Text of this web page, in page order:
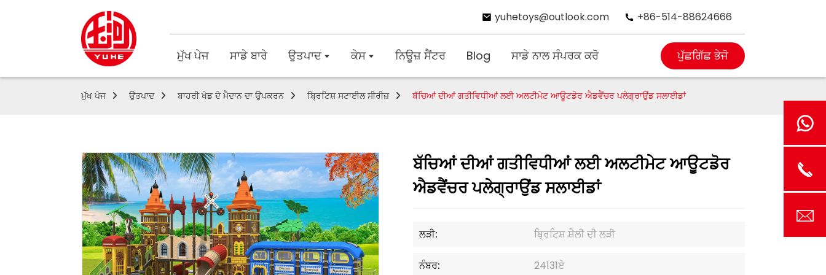
yuhetoys@outlook.com +86-514-88624666
ਮੁੱਖ ਪੇਜ ਸਾਡੇ ਬਾਰੇ ਉਤਪਾਦ ਕੇਸ ਨਿਊਜ਼ ਸੈਂਟਰ Blog ਸਾਡੇ ਨਾਲ ਸੰਪਰਕ ਕਰੋ ਪੁੱਛਗਿੱਛ ਭੇਜੋ
ਮੁੱਖ ਪੇਜ ਉਤਪਾਦ ਬਾਹਰੀ ਖੇਡ ਦੇ ਮੈਦਾਨ ਦਾ ਉਪਕਰਨ ਬ੍ਰਿਟਿਸ਼ ਸਟਾਈਲ ਸੀਰੀਜ਼ ਬੱਚਿਆਂ ਦੀਆਂ ਗਤੀਵਿਧੀਆਂ ਲਈ ਅਲਟੀਮੇਟ ਆਊਟਡੋਰ ਐਡਵੈਂਚਰ ਪਲੇਗ੍ਰਾਉਂਡ ਸਲਾਈਡਾਂ
ਬੱਚਿਆਂ ਦੀਆਂ ਗਤੀਵਿਧੀਆਂ ਲਈ ਅਲਟੀਮੇਟ ਆਊਟਡੋਰ
ਐਡਵੈਂਚਰ ਪਲੇਗ੍ਰਾਉਂਡ ਸਲਾਈਡਾਂ
ਲੜੀ: ਬ੍ਰਿਟਿਸ਼ ਸ਼ੈਲੀ ਦੀ ਲੜੀ
ਨੰਬਰ: 24131ਏ